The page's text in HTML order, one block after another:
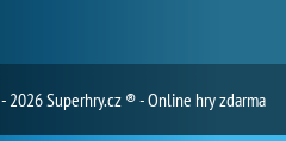
2026 Superhry.cz ® - Online hry zdarma